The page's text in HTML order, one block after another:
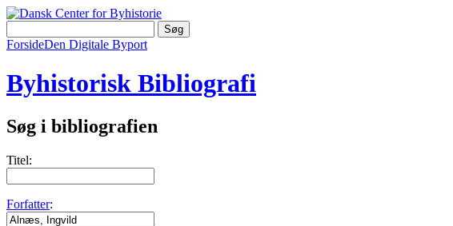
ForsideDen Digitale Byport
Byhistorisk Bibliografi
Søg i bibliografien
Titel:
Forfatter: